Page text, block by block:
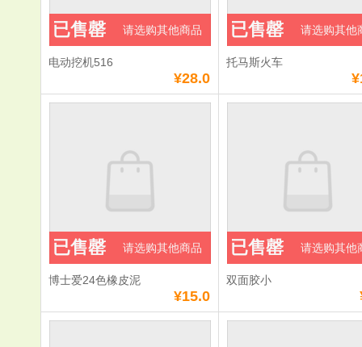
电动挖机516
¥28.0
已售罄 请选购其他商品
托马斯火车
已售罄 请选购其他
博士爱24色橡皮泥
¥15.0
已售罄 请选购其他商品
双面胶小
已售罄 请选购其他